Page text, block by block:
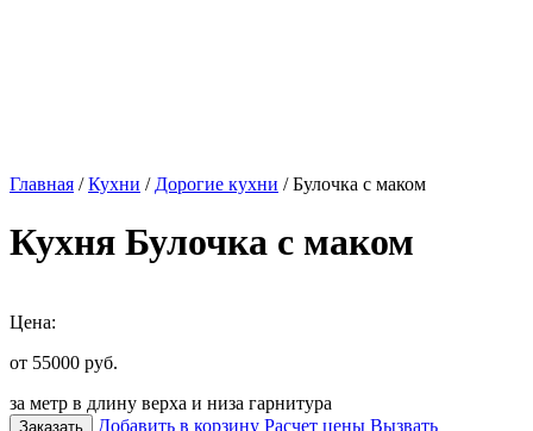
Главная /Кухни / Дорогие кухни / Булочка с маком
Кухня Булочка с маком
Цена:
от 55000 руб.
за метр в длину верха и низа гарнитура
Заказать Добавить в корзину Расчет цены Вызвать